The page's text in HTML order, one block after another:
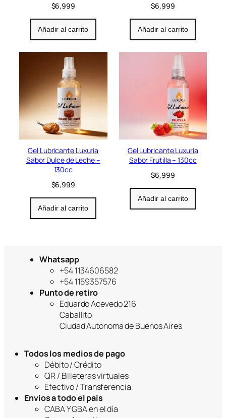
a
:
$
,
9
9
9
8
$6,999
Añadir al carrito
$6,999
Añadir al carrito
Gel Lubricante Luxuria
Sabor Dulce de Leche –
130cc
$6,999
Añadir al carrito
Gel Lubricante Luxuria
Sabor Frutilla – 130cc
$6,999
Añadir al carrito
Whatsapp
+54 1134606582
+54 1159357576
Punto de retiro
Eduardo Acevedo 216
Caballito
Ciudad Autonoma de Buenos Aires
Todos los medios de pago
Débito / Crédito
QR / Billeteras virtuales
Efectivo / Transferencia
Envios a todo el pais
CABA Y GBA en el día